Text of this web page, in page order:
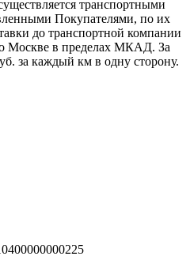
транспортными
Покупателями, по их
до транспортной компании
Москве в пределах МКАД. За
за каждый км в одну сторону.